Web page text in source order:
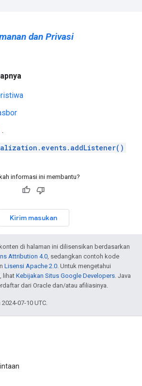
dan Privasi
.
informasi ini membantu?
Kirim masukan
di halaman ini dilisensikan berdasarkan
Attribution 4.0, sedangkan contoh kode
Lisensi Apache 2.0. Untuk mengetahui
lihat Kebijakan Situs Google Developers. Java
dari Oracle dan/atau afiliasinya.
07-10 UTC.